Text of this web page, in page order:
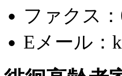
ファクス
Eメール：